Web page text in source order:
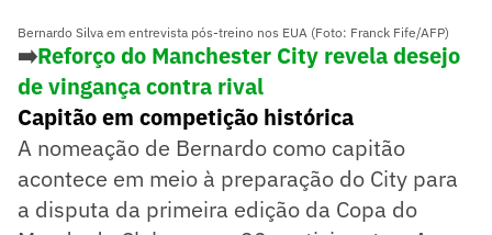
Bernardo Silva em entrevista pós-treino nos EUA (Foto: Franck Fife/AFP)
➡️Reforço do Manchester City revela desejo
de vingança contra rival
Capitão em competição histórica
A nomeação de Bernardo como capitão
acontece em meio à preparação do City para
a disputa da primeira edição da Copa do